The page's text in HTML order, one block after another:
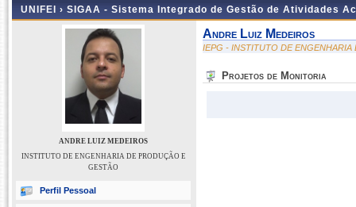
UNIFEI › SIGAA - Sistema Integrado de Gestão de Atividades
ANDRE LUIZ MEDEIROS
INSTITUTO DE ENGENHARIA DE PRODUÇÃO E
GESTÃO
Perfil Pessoal
Andre Luiz Medeiros
IEPG - INSTITUTO DE ENGENHARIA
Projetos de Monitoria